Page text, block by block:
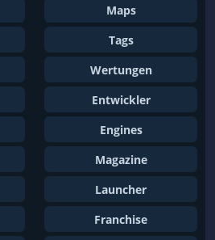
Maps
Tags
Wertungen
Entwickler
Engines
Magazine
Launcher
Franchise